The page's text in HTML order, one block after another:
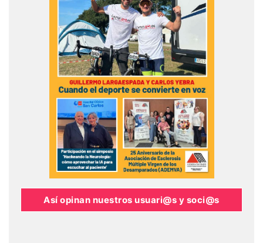
Así opinan nuestros usuari@s y soci@s